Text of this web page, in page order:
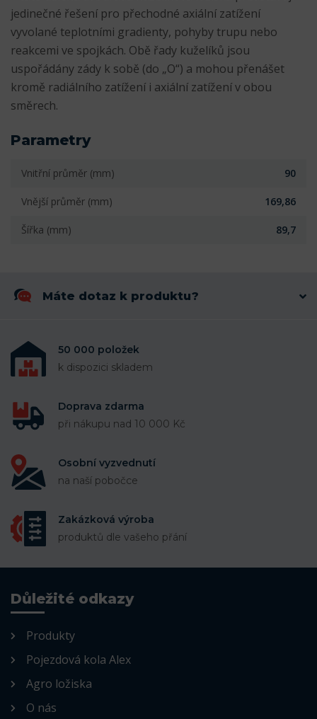
jedinečné řešení pro přechodné axiální zatížení
vyvolané teplotními gradienty, pohyby trupu nebo
reakcemi ve spojkách. Obě řady kuželíků jsou
uspořádány zády k sobě (do „O“) a mohou přenášet
kromě radiálního zatížení i axiální zatížení v obou
směrech.
Parametry
Vnitřní průměr (mm) 90
Vnější průměr (mm) 169,86
Šířka (mm) 89,7
Máte dotaz k produktu?
50 000 položek
k dispozici skladem
Doprava zdarma
při nákupu nad 10 000 Kč
Osobní vyzvednutí
na naší pobočce
Zakázková výroba
produktů dle vašeho přání
Důležité odkazy
Produkty
Pojezdová kola Alex
Agro ložiska
O nás